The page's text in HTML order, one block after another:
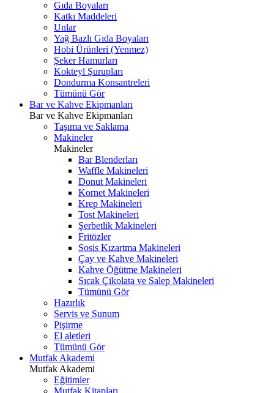
Gıda Boyaları
Katkı Maddeleri
Unlar
Yağ Bazlı Gıda Boyaları
Hobi Ürünleri (Yenmez)
Şeker Hamurları
Kokteyl Şurupları
Dondurma Konsantreleri
Tümünü Gör
Bar ve Kahve Ekipmanları
Bar ve Kahve Ekipmanları
Taşıma ve Saklama
Makineler
Makineler
Bar Blenderları
Waffle Makineleri
Donut Makineleri
Kornet Makineleri
Krep Makineleri
Tost Makineleri
Şerbetlik Makineleri
Fritözler
Sosis Kızartma Makineleri
Çay ve Kahve Makineleri
Kahve Öğütme Makineleri
Sıcak Çikolata ve Salep Makineleri
Tümünü Gör
Hazırlık
Servis ve Sunum
Pişirme
El aletleri
Tümünü Gör
Mutfak Akademi
Mutfak Akademi
Eğitimler
Mutfak Kitapları